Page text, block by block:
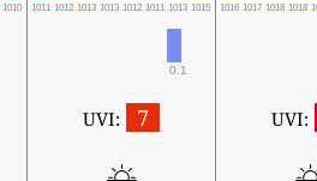
1010 1011 1012 1013 1013 1012 1011 1013 1015 1016 1017 1018 1018
0.1
UVI: 7 UVI: